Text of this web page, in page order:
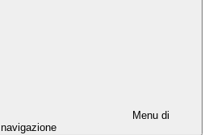
Menu di
navigazione